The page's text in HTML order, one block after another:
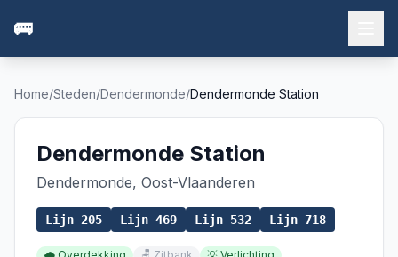
🚌
Home/Steden/Dendermonde/Dendermonde Station
Dendermonde Station
Dendermonde, Oost-Vlaanderen
Lijn 205 Lijn 469 Lijn 532 Lijn 718